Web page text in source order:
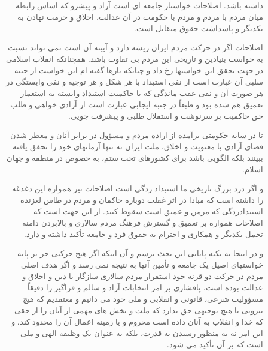
داشته باشد. اصلاحات خواستار جامعه ای است آزاد و پیشرو که اساس رابطه
میان مردم با مردم و مردم با حکومت در آن عدالت، اخلاق و حرمت نهادن به
یکدیگر و پاسداشت حقوق متقابل است.
اصلاحات اگر در حرکت مردم ایران ریشه دارد و آیینه آن است نمی تواند نسبت
به خواست بنیادین و تاریخی این مردم بی تفاوت باشد. همچنانکه انقلاب اسلامی
در جهت تحقق این خواستها رخ داد و چنانکه بارها گفته ام این خواست از جنبه
سلبی آن عبارت است از نفی استبداد با هر شکل و هر توجیه و نفی وابستگی در
هر صورت آن و نفی عقب ماندگی که با حاکمیت استبداد وابسته به استعمار
تعمیق هم شده بود و طبعاً در جنبه ایجابی عبارت است از آزادی خواهی و طلب
حق حاکمیت بر سرنوشت و استقلال طلبی و پیشرفت جویی.
تا در سایه حکومتی برآمده از اراده مردم و مسؤول در برابر آنان و معطر شدن
فضای آزادی با معنویت و اخلاق، ملت ایران نه تنها آرمانهای خود را تحقق یافته
ببینند بلکه الگویی باشد برای کشورهای تحت ستم، به خصوص در منطقه و جهان
اسلام.
و اگر درد بزرگ تاریخی ما استبداد زدگی است اصلاحات نیز همواره این دغدغه
را داشته است که مبادا در اثر غفلت دوباره حاکمان و مردم در طاس لغزنده
استبدادزدگی که مزمن و عمیق است سقوط کنند. از این جهت است که
اصلاحات همواره بر تعمیق و گسترش فرهنگ مردم سالاری و بالابردن دامنه
تحمل یکدیگر و همکاری و احترام به حقوق فرد و جامعه تأکید داشته و دارد.
و در اینجا به نکته پایانی این بحث برسم و آن اینکه اگر هیچ حرکتی جز بر پایه
خواستهای اصیل یک جامعه و تأمین آنها به نتیجه نمی رسد و اگر هدف اصلی
مردم در حرکت دو قرنه خود استقرار مردم سالاری سازگار با دین و اخلاق و
عدالت بوده است، پافشاری بر امر انتخابات آزاد و سالم و فراگیر را دقیقاً
مسؤولیت شرعی، قانونی و انقلابی و ملی خود می دانیم و معتقدیم که هیچ
نیرویی با هیچ توجیهی حق ندارد که ملت و بخش های مهمی از آنان را از حقی
که خدا و انقلاب به آنان داده است محروم و یا زمینه اعمال آن را محدود کند. و
این امر نه به منظور رسیدن به قدرت، بلکه به عنوان یک وظیفه الهی و ملی
است که بر آن تأکید می شود.